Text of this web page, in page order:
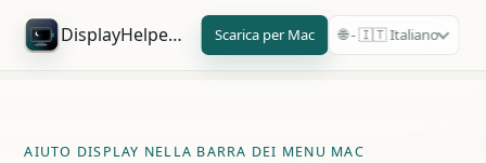
DisplayHelper Pro Scarica per Mac 🌐 - 🇮🇹 Italiano
AIUTO DISPLAY NELLA BARRA DEI MENU MAC